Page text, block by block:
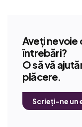
stele.
Aveți nevoie
întrebări?
O să vă
plăcere.
Scrieți-ne un